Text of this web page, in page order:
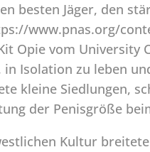
besten Jäger, den
www.pnas.org/
Opie vom University
Isolation zu leben
kleine Siedlungen,
der Penisgröße
Kultur